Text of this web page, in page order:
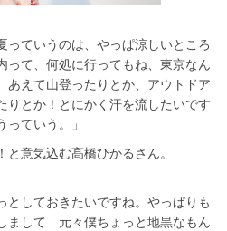
っていうのは、やっぱ涼しいところ
って、何処に行ってもね、東京なん
あえて山登ったりとか、アウトドア
りとか！とにかく汗を流したいです
ていう。」
意気込む髙橋ひかるさん。
としておきたいですね。やっぱりも
まして…元々僕ちょっと地黒なもん